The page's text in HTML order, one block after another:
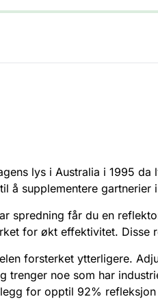
lys i Australia i 1995
å supplementere
spredning får du en
for økt effektivitet.
forsterket ytterligere.
trenger noe som har
for opptil 92%